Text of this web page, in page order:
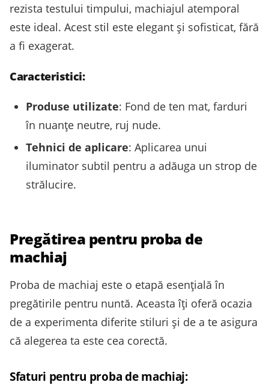
rezista testului timpului, machiajul atemporal
este ideal. Acest stil este elegant și sofisticat, fără
a fi exagerat.
Caracteristici:
Produse utilizate: Fond de ten mat, farduri
în nuanțe neutre, ruj nude.
Tehnici de aplicare: Aplicarea unui
iluminator subtil pentru a adăuga un strop de
strălucire.
Pregătirea pentru proba de
machiaj
Proba de machiaj este o etapă esențială în
pregătirile pentru nuntă. Aceasta îți oferă ocazia
de a experimenta diferite stiluri și de a te asigura
că alegerea ta este cea corectă.
Sfaturi pentru proba de machiaj: